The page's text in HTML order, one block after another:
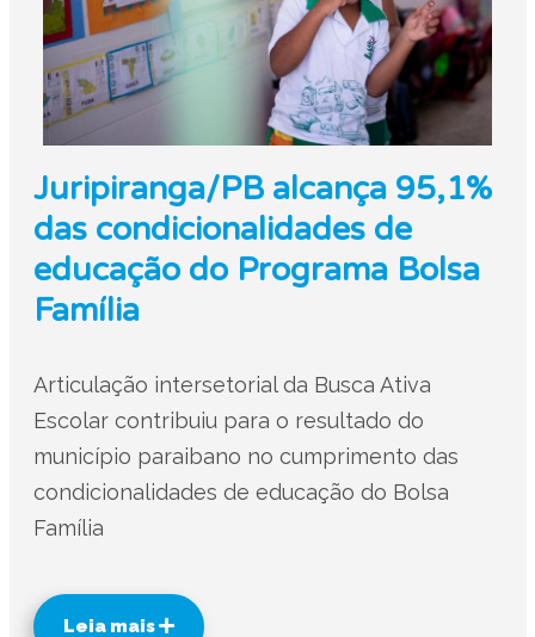
Juripiranga/PB alcança 95,1%
das condicionalidades de
educação do Programa Bolsa
Família
Articulação intersetorial da Busca Ativa
Escolar contribuiu para o resultado do
município paraibano no cumprimento das
condicionalidades de educação do Bolsa
Família
Leia mais